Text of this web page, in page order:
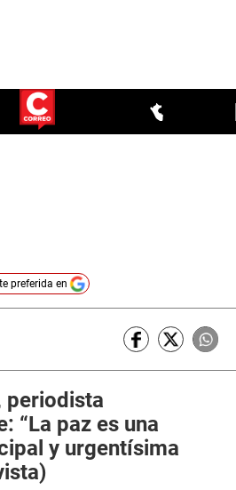
preferida en
periodista
“La paz es una
y urgentísima